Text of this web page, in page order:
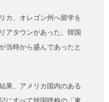
カ、オレゴン州へ留学を
アタウンがあった。韓国
当時から盛んであったと
果、アメリカ国内のある